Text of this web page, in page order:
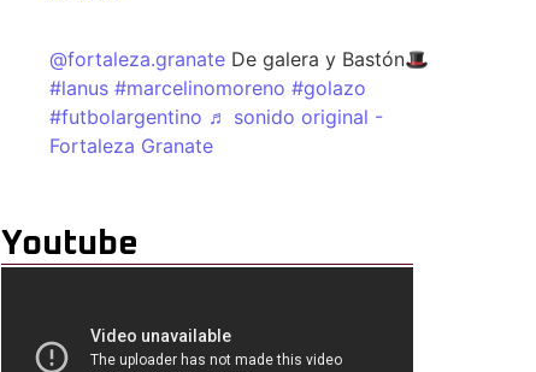
@fortaleza.granate De galera y Bastón🎩
#lanus #marcelinomoreno #golazo
#futbolargentino ♬ sonido original -
Fortaleza Granate
Youtube